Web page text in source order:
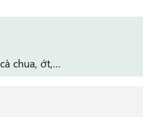
chua, ớt,…